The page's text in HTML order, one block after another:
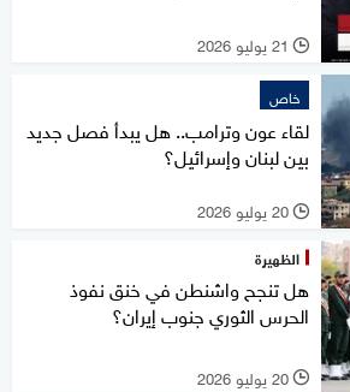
l 21 يوليو 2026
خاص
لقاء عون وترامب.. هل يبدأ فصل جديد
بين لبنان وإسرائيل؟
l 20 يوليو 2026
الظهيرة
هل تنجح واشنطن في خنق نفوذ
الحرس الثوري جنوب إيران؟
l 20 يوليو 2026